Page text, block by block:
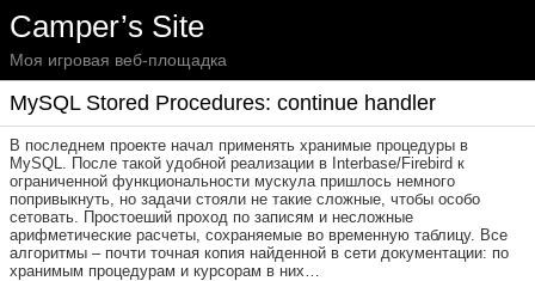
Camper’s Site
Моя игровая веб-площадка
MySQL Stored Procedures: continue handler
В последнем проекте начал применять хранимые процедуры в
MySQL. После такой удобной реализации в Interbase/Firebird к
ограниченной функциональности мускула пришлось немного
попривыкнуть, но задачи стояли не такие сложные, чтобы особо
сетовать. Простоеший проход по записям и несложные
арифметические расчеты, сохраняемые во временную таблицу. Все
алгоритмы – почти точная копия найденной в сети документации: по
хранимым процедурам и курсорам в них…